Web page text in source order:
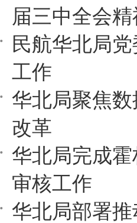
届三中全会精
民航华北局
工作
华北局聚焦
改革
华北局完成
审核工作
华北局部署